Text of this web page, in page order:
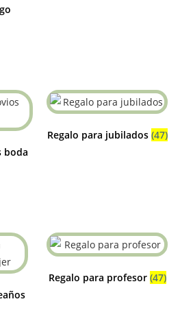
boda
Regalo para jubilados (47)
Regalo para profesor (47)